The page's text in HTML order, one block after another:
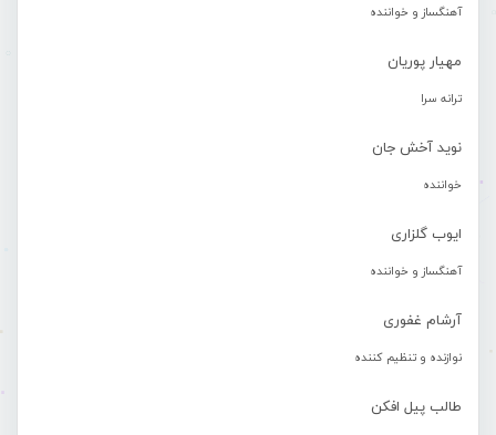
آهنگساز و خواننده
مهیار پوریان
ترانه سرا
نوید آخش جان
خواننده
ایوب گلزاری
آهنگساز و خواننده
آرشام غفوری
نوازنده و تنظیم کننده
طالب پیل افکن